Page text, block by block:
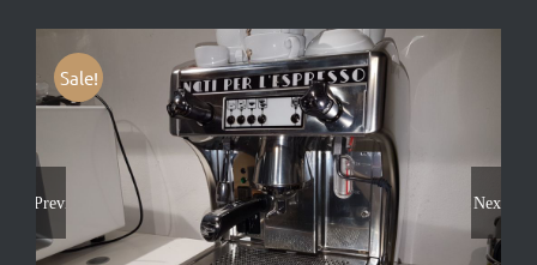
Sale!
Previous Next